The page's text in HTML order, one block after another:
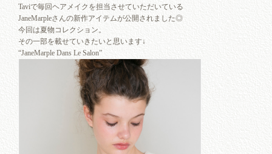
Taviで毎回ヘアメイクを担当させていただいている
JaneMarpleさんの新作アイテムが公開されました◎
今回は夏物コレクション。
その一部を載せていきたいと思います↓
“JaneMarple Dans Le Salon”